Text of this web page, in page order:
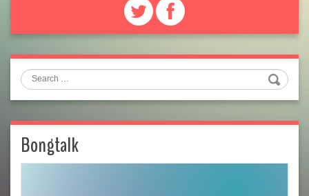
Search
Bongtalk